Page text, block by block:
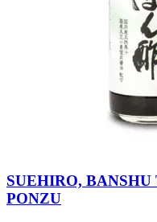
SUEHIRO,
PONZU